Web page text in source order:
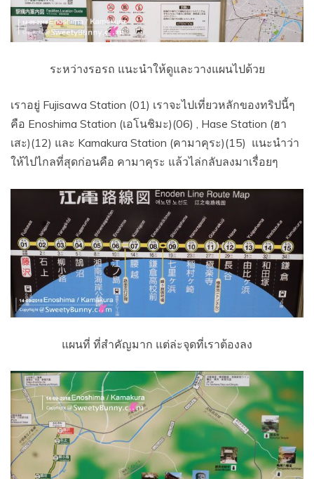
ระหว่างรอรถ แนะนำให้ดูและวางแผนไปด้วย
เราอยู่ Fujisawa Station (01) เราจะไปเที่ยวหลักของทริปนี้ๆ
คือ Enoshima Station (เอโนชิมะ)(06) , Hase Station (ฮา
เสะ)(12) และ Kamakura Station (คามาคุระ)(15) แนะนำว่า
ให้ไปไกลที่สุดก่อนคือ คามาคุระ แล้วไล่กลับลงมาเรื่อยๆ
แผนที่ ที่สำคัญมาก แต่ล่ะจุดที่เราต้องลง